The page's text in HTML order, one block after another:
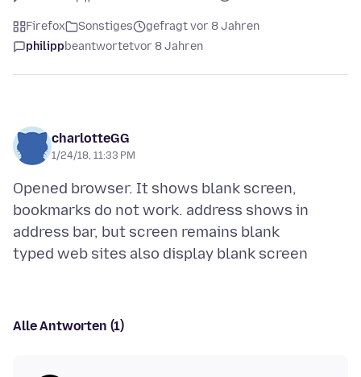
Firefox Sonstiges
gefragt vor 8 Jahren
philippbeantwortetvor 8 Jahren
charlotteGG
1/24/18, 11:33 PM
Opened browser. It shows blank screen,
bookmarks do not work. address shows in
address bar, but screen remains blank
Alle Antworten (1)